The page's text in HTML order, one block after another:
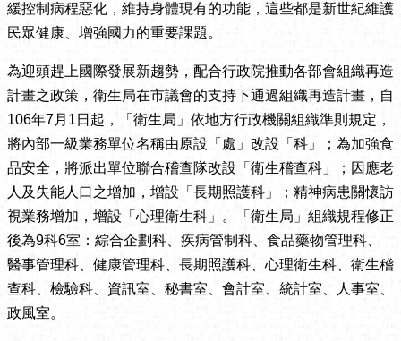
緩控制病程惡化，維持身體現有的功能，這些都是新世紀維護
民眾健康、增強國力的重要課題。
為迎頭趕上國際發展新趨勢，配合行政院推動各部會組織再造
計畫之政策，衛生局在市議會的支持下通過組織再造計畫，自
106年7月1日起，「衛生局」依地方行政機關組織準則規定，
將內部一級業務單位名稱由原設「處」改設「科」；為加強食
品安全，將派出單位聯合稽查隊改設「衛生稽查科」；因應老
人及失能人口之增加，增設「長期照護科」；精神病患關懷訪
視業務增加，增設「心理衛生科」。「衛生局」組織規程修正
後為9科6室：綜合企劃科、疾病管制科、食品藥物管理科、
醫事管理科、健康管理科、長期照護科、心理衛生科、衛生稽
查科、檢驗科、資訊室、秘書室、會計室、統計室、人事室、
政風室。